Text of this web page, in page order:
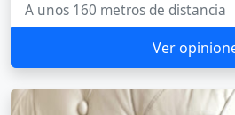
A unos 160 metros de distancia
Ver